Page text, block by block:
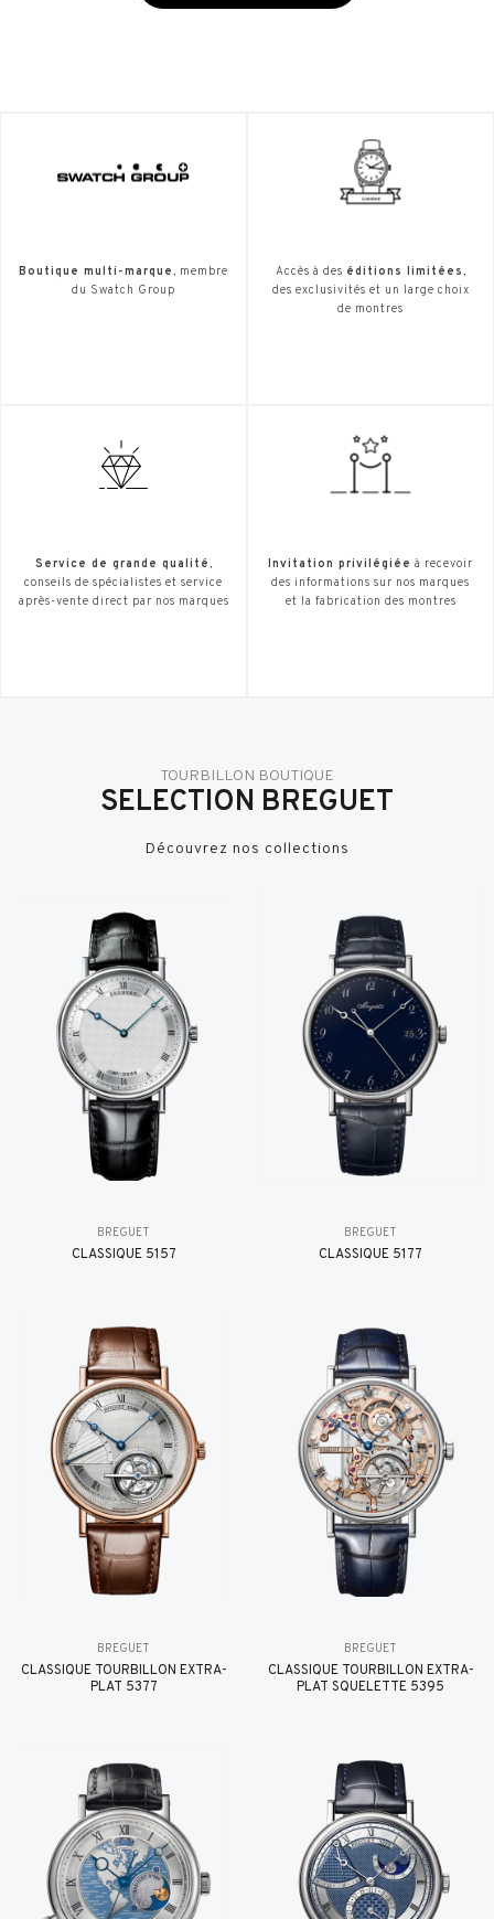
Boutique multi-marque, membre
du Swatch Group
Accès à des éditions limitées,
des exclusivités et un large choix
de montres
Service de grande qualité,
conseils de spécialistes et service
après-vente direct par nos marques
Invitation privilégiée à recevoir
des informations sur nos marques
et la fabrication des montres
TOURBILLON BOUTIQUE
SELECTION BREGUET
Découvrez nos collections
BREGUET
CLASSIQUE 5157
BREGUET
CLASSIQUE 5177
BREGUET
CLASSIQUE TOURBILLON EXTRA-
PLAT 5377
BREGUET
CLASSIQUE TOURBILLON EXTRA-
PLAT SQUELETTE 5395